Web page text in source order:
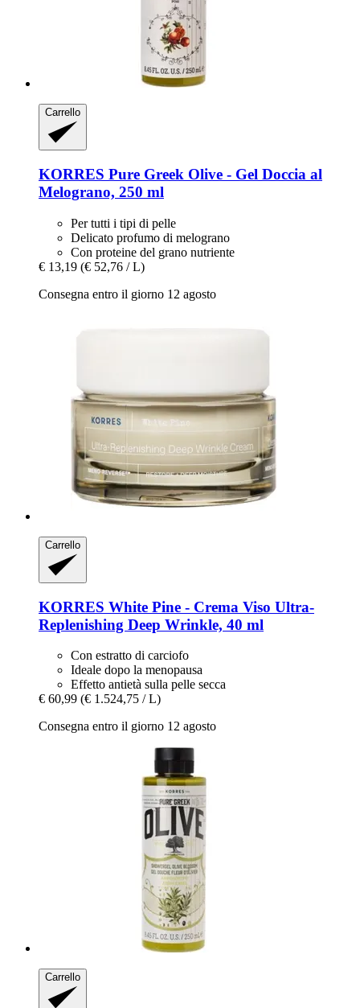
Carrello
KORRES Pure Greek Olive -​ Gel Doccia al
Melograno, 250 ml
Per tutti i tipi di pelle
Delicato profumo di melograno
Con proteine ​​del grano nutriente
€ 13,19 (€ 52,76 / L)
Consegna entro il giorno 12 agosto
Carrello
KORRES White Pine -​ Crema Viso Ultra-​
Replenishing Deep Wrinkle, 40 ml
Con estratto di carciofo
Ideale dopo la menopausa
Effetto antietà sulla pelle secca
€ 60,99 (€ 1.524,75 / L)
Consegna entro il giorno 12 agosto
Carrello